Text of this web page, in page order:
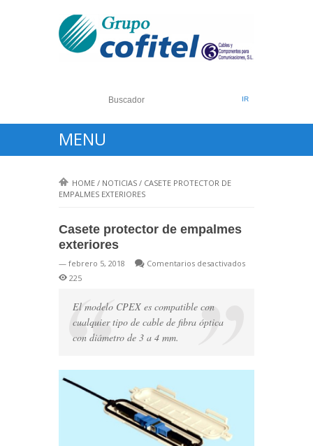
MENU
HOME / NOTICIAS / CASETE PROTECTOR DE
EMPALMES EXTERIORES
Casete protector de empalmes
exteriores
— febrero 5, 2018 Comentarios desactivadosen
225
El modelo CPEX es compatible con
cualquier tipo de cable de fibra óptica
con diámetro de 3 a 4 mm.